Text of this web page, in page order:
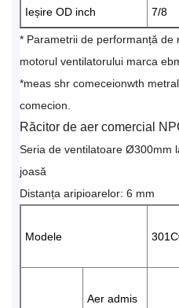
Ieșire OD inch 7/8
* Parametrii de performanță de
motorul ventilatorului marca
*meas shr comeceionwth
comecion.
Răcitor de aer comercial
Seria de ventilatoare Ø300mm
joasă
Distanța aripioarelor: 6 mm
Modele
Aer admis